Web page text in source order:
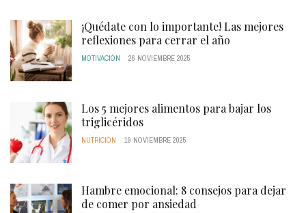
¡Quédate con lo importante! Las mejores
reflexiones para cerrar el año
MOTIVACIÓN 26 NOVIEMBRE 2025
Los 5 mejores alimentos para bajar los
triglicéridos
NUTRICIÓN 19 NOVIEMBRE 2025
Hambre emocional: 8 consejos para dejar
de comer por ansiedad